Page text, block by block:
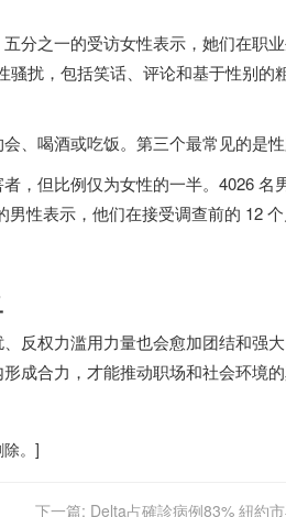
分之一的受访女性表示，她们在职
扰，包括笑话、评论和基于性别的
、喝酒或吃饭。第三个最常见的是性
，但比例仅为女性的一半。4026 名
性表示，他们在接受调查前的 12
反权力滥用力量也会愈加团结和强
成合力，才能推动职场和社会环境的
。]
下一篇: Delta占確診病例83% 紐約